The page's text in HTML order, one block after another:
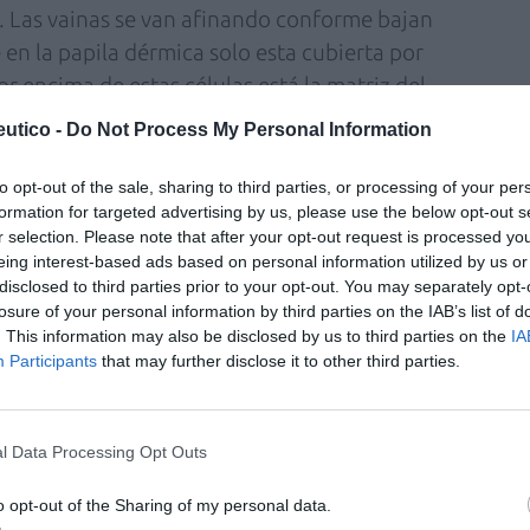
- Do Not Process My Personal Information
opt-out of the sale, sharing to third parties, or processing of your
for targeted advertising by us, please use the below opt-out
selection. Please note that after your opt-out request is processed
interest-based ads based on personal information utilized by us
to third parties prior to your opt-out. You may separately
of your personal information by third parties on the IAB’s list of
This information may also be disclosed by us to third parties on the
Participants that may further disclose it to other third parties.
Data Processing Opt Outs
opt-out of the Sharing of my personal data.
vainas se van afinando conforme bajan
la papila dérmica solo esta cubierta por
encima de estas células está la matriz del
la actividad mitótica. El segmento
que va desde la inserción del músculo
y el infundíbulo, que va desde la
el pelo a la superficie de la piel u ostium
ciclo, de tal manera que en un momento
fases del ciclo piloso. Los pelos se
el nacimiento; como media en cada
a lo largo de la vida. El crecimiento del pelo
pilosos están sujetos a una sucesión de
Cada ciclo está compuesto por una